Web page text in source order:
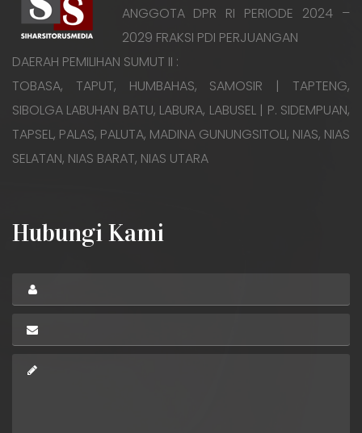
ANGGOTA DPR RI PERIODE 2024 –
2029 FRAKSI PDI PERJUANGAN
DAERAH PEMILIHAN SUMUT II :
TOBASA, TAPUT, HUMBAHAS, SAMOSIR | TAPTENG,
SIBOLGA LABUHAN BATU, LABURA, LABUSEL | P. SIDEMPUAN,
TAPSEL, PALAS, PALUTA, MADINA GUNUNGSITOLI, NIAS, NIAS
SELATAN, NIAS BARAT, NIAS UTARA
Hubungi Kami